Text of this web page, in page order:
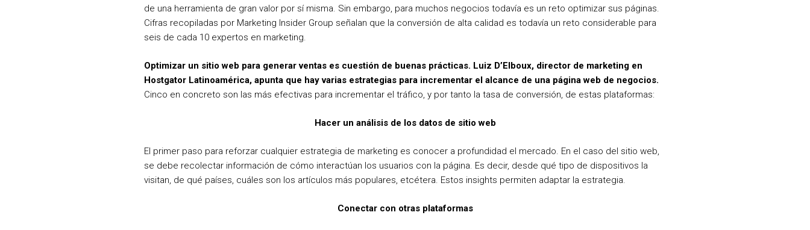
de una herramienta de gran valor por sí misma. Sin embargo, para muchos negocios todavía es un reto optimizar sus páginas.
Cifras recopiladas por Marketing Insider Group señalan que la conversión de alta calidad es todavía un reto considerable para
seis de cada 10 expertos en marketing.
Optimizar un sitio web para generar ventas es cuestión de buenas prácticas. Luiz D’Elboux, director de marketing en
Hostgator Latinoamérica, apunta que hay varias estrategias para incrementar el alcance de una página web de negocios.
Cinco en concreto son las más efectivas para incrementar el tráfico, y por tanto la tasa de conversión, de estas plataformas:
Hacer un análisis de los datos de sitio web
El primer paso para reforzar cualquier estrategia de marketing es conocer a profundidad el mercado. En el caso del sitio web,
se debe recolectar información de cómo interactúan los usuarios con la página. Es decir, desde qué tipo de dispositivos la
visitan, de qué países, cuáles son los artículos más populares, etcétera. Estos insights permiten adaptar la estrategia.
Conectar con otras plataformas